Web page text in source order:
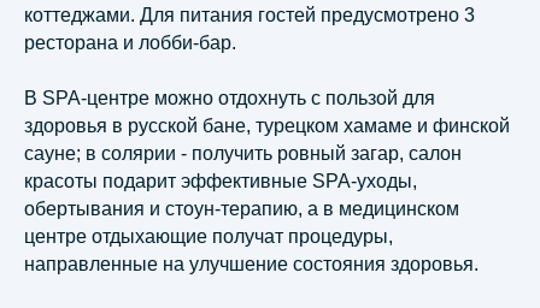
коттеджами. Для питания гостей предусмотрено 3
ресторана и лобби-бар.
В SPA-центре можно отдохнуть с пользой для
здоровья в русской бане, турецком хамаме и финской
сауне; в солярии - получить ровный загар, салон
красоты подарит эффективные SPA-уходы,
обертывания и стоун-терапию, а в медицинском
центре отдыхающие получат процедуры,
направленные на улучшение состояния здоровья.